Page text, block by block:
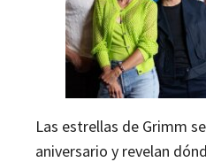
Las estrellas de Grimm
aniversario y revelan